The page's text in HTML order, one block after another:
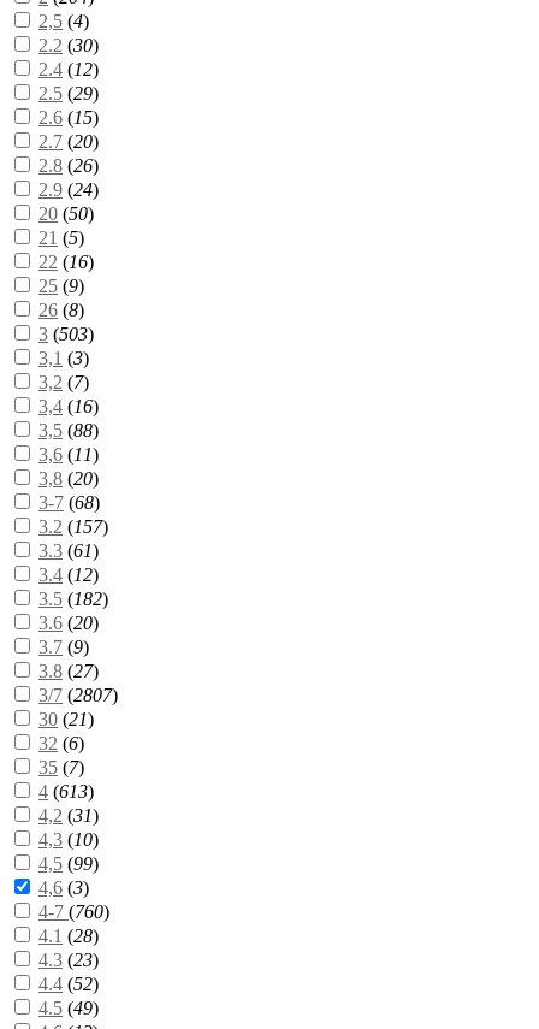
2,5 (4)
2.2 (30)
2.4 (12)
2.5 (29)
2.6 (15)
2.7 (20)
2.8 (26)
2.9 (24)
20 (50)
21 (5)
22 (16)
25 (9)
26 (8)
3 (503)
3,1 (3)
3,2 (7)
3,4 (16)
3,5 (88)
3,6 (11)
3,8 (20)
3-7 (68)
3.2 (157)
3.3 (61)
3.4 (12)
3.5 (182)
3.6 (20)
3.7 (9)
3.8 (27)
3/7 (2807)
30 (21)
32 (6)
35 (7)
4 (613)
4,2 (31)
4,3 (10)
4,5 (99)
4,6 (3)
4-7 (760)
4.1 (28)
4.3 (23)
4.4 (52)
4.5 (49)